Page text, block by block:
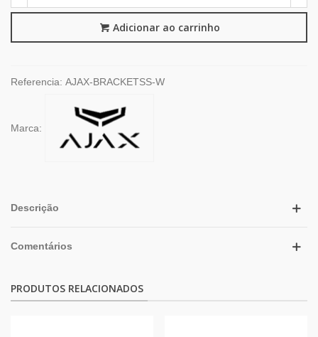
Adicionar ao carrinho
Referencia: AJAX-BRACKETSS-W
Marca:
Descrição
Comentários
PRODUTOS RELACIONADOS